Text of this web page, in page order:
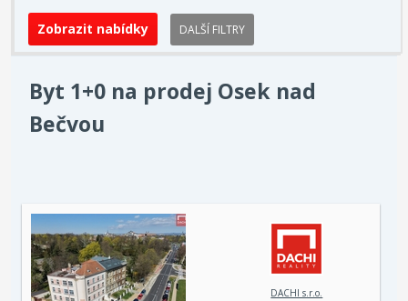
DALŠÍ FILTRY
Byt 1+0 na prodej Osek nad
Bečvou
DACHI s.r.o.